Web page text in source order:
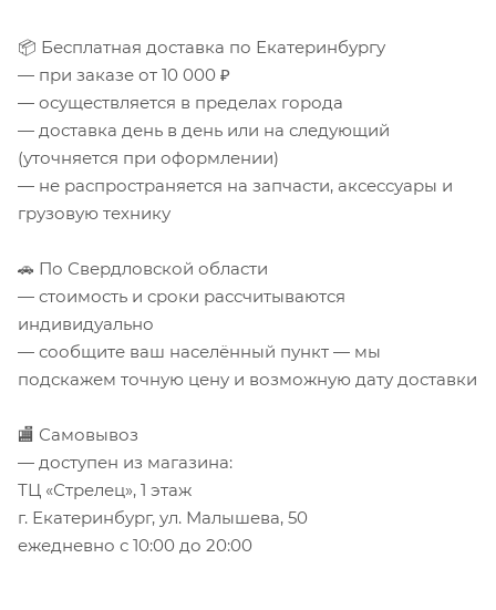
📦 Бесплатная доставка по Екатеринбургу
— при заказе от 10 000 ₽
— осуществляется в пределах города
— доставка день в день или на следующий
(уточняется при оформлении)
— не распространяется на запчасти, аксессуары и
грузовую технику
🚗 По Свердловской области
— стоимость и сроки рассчитываются
индивидуально
— сообщите ваш населённый пункт — мы
подскажем точную цену и возможную дату доставки
🏬 Самовывоз
— доступен из магазина:
ТЦ «Стрелец», 1 этаж
г. Екатеринбург, ул. Малышева, 50
ежедневно с 10:00 до 20:00